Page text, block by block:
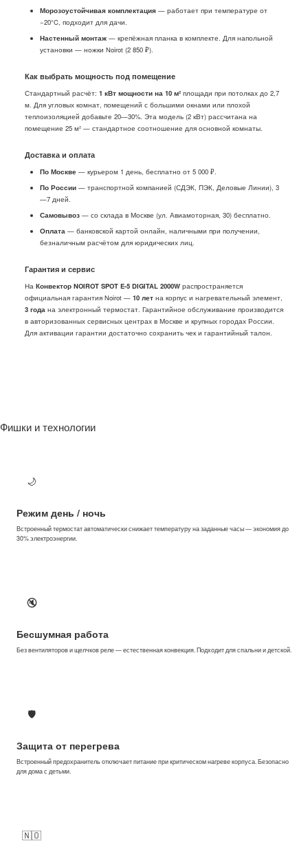
Морозоустойчивая комплектация — работает при температуре от
−20°C, подходит для дачи.
Настенный монтаж — крепёжная планка в комплекте. Для напольной
установки — ножки Noirot (2 850 ₽).
Как выбрать мощность под помещение
Стандартный расчёт: 1 кВт мощности на 10 м² площади при потолках до 2,7
м. Для угловых комнат, помещений с большими окнами или плохой
теплоизоляцией добавьте 20—30%. Эта модель (2 кВт) рассчитана на
помещение 25 м² — стандартное соотношение для основной комнаты.
Доставка и оплата
По Москве — курьером 1 день, бесплатно от 5 000 ₽.
По России — транспортной компанией (СДЭК, ПЭК, Деловые Линии), 3
—7 дней.
Самовывоз — со склада в Москве (ул. Авиамоторная, 30) бесплатно.
Оплата — банковской картой онлайн, наличными при получении,
безналичным расчётом для юридических лиц.
Гарантия и сервис
На Конвектор NOIROT SPOT E-5 DIGITAL 2000W распространяется
официальная гарантия Noirot — 10 лет на корпус и нагревательный элемент,
3 года на электронный термостат. Гарантийное обслуживание производится
в авторизованных сервисных центрах в Москве и крупных городах России.
Для активации гарантии достаточно сохранить чек и гарантийный талон.
Фишки и технологии
🌙
Режим день / ночь
Встроенный термостат автоматически снижает температуру на заданные часы — экономия до
30% электроэнергии.
🔇
Бесшумная работа
Без вентиляторов и щелчков реле — естественная конвекция. Подходит для спальни и детской.
🛡
Защита от перегрева
Встроенный предохранитель отключает питание при критическом нагреве корпуса. Безопасно
для дома с детьми.
🇳🇴